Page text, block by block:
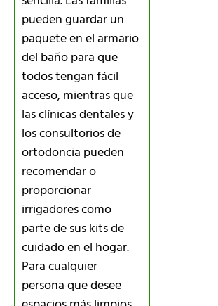
pueden guardar un
paquete en el armario
del baño para que
todos tengan fácil
acceso, mientras que
las clínicas dentales y
los consultorios de
ortodoncia pueden
recomendar o
proporcionar
irrigadores como
parte de sus kits de
cuidado en el hogar.
Para cualquier
persona que desee